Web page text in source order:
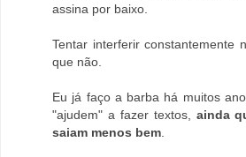
assina por baixo.
Tentar interferir constantemente
que não.
Eu já faço a barba há muitos
"ajudem" a fazer textos, ainda
saiam menos bem